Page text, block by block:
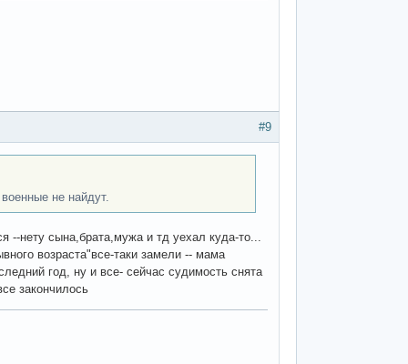
#9
не найдут.
--нету сына,брата,мужа и тд уехал куда-то...
возраста"все-таки замели -- мама
год, ну и все- сейчас судимость снята
закончилось